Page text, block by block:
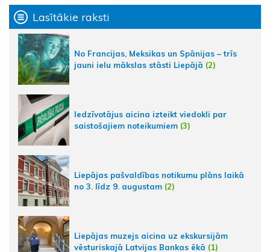
Lasītākie raksti
No Francijas, Meksikas un Spānijas – trīs
jauni ielu mākslas stāsti Liepājā (2)
Iedzīvotājus aicina izteikt viedokli par
saistošajiem noteikumiem (3)
Liepājas pašvaldības notikumu plāns laikā
no 3. līdz 9. augustam (2)
Liepājas muzejs aicina uz ekskursijām
vēsturiskajā Latvijas Bankas ēkā (1)